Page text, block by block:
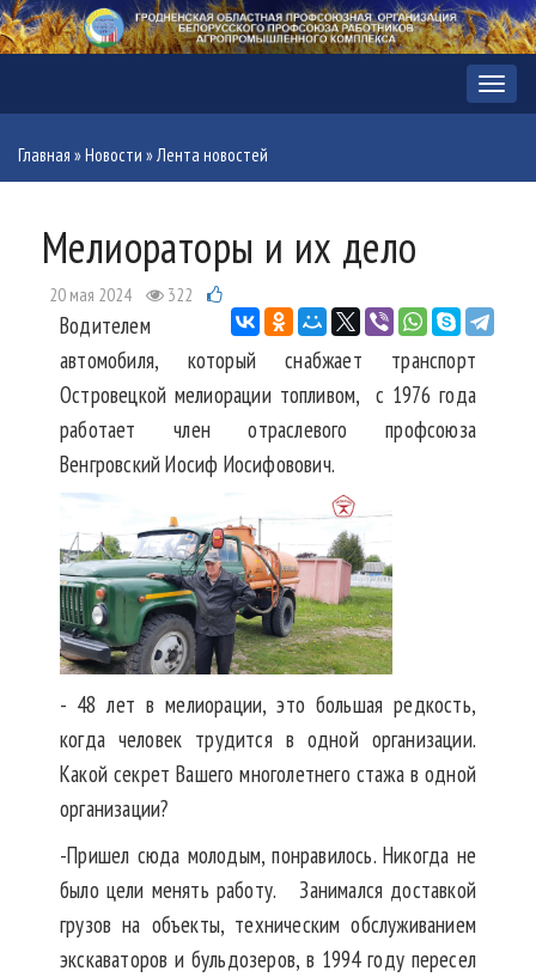
Меню
Главная »Новости »Лента новостей
Мелиораторы и их дело
20 мая 2024 322
Водителем
автомобиля, который снабжает транспорт
Островецкой мелиорации топливом, с 1976 года
работает член отраслевого профсоюза
Венгровский Иосиф Иосифовович.⠀
- 48 лет в мелиорации, это большая редкость,
когда человек трудится в одной организации.
Какой секрет Вашего многолетнего стажа в одной
организации?⠀
-Пришел сюда молодым, понравилось. Никогда не
было цели менять работу. ⠀Занимался доставкой
грузов на объекты, техническим обслуживанием
экскаваторов и бульдозеров, в 1994 году пересел